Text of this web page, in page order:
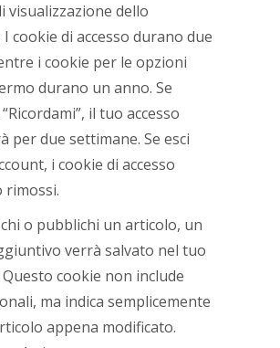
visualizzazione dello
I cookie di accesso durano due
i cookie per le opzioni
durano un anno. Se
il tuo accesso
per due settimane. Se esci
i cookie di accesso
rimossi.
o pubblichi un articolo, un
verrà salvato nel tuo
cookie non include
ma indica semplicemente
appena modificato.